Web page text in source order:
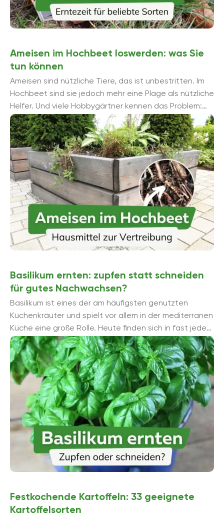
Ameisen im Hochbeet loswerden: was Sie
tun können
Ameisen sind nützliche Tiere, das ist unbestritten. Im
Hochbeet sind sie jedoch mehr eine Plage als nützliche
Helfer. Und viele Hobbygärtner kennen das Problem:
Kaum ist das ...
Basilikum ernten: zupfen statt schneiden
für gutes Nachwachsen?
Basilikum ist eines der am häufigsten genutzten
Küchenkräuter und spielt vor allem in der mediterranen
Küche eine große Rolle. Heute finden sich in fast jedem
...
Festkochende Kartoffeln: 33 geeignete
Kartoffelsorten